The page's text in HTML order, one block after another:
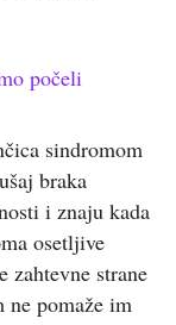
počeli
sindromom
braka
i znaju kada
osetljive
zahtevne strane
pomaže im